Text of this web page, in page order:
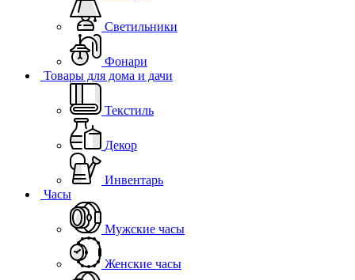
Светильники
Фонари
Товары для дома и дачи
Текстиль
Декор
Инвентарь
Часы
Мужские часы
Женские часы